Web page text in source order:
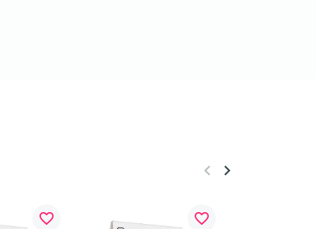
favorite_border favorite_border
keyboard_arrow_left keyboard_arrow_right